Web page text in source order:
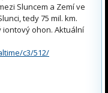
Sluncem a Zemí ve
tedy 75 mil. km.
iontový ohon. Aktuální
c3/512/